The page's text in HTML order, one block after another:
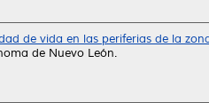
de vida en las periferias de la
de Nuevo León.